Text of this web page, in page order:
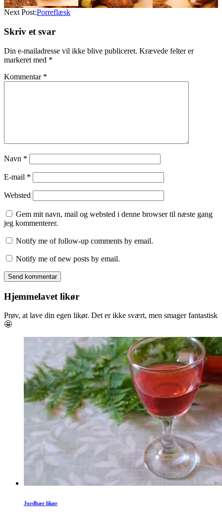
Next Post:Porreflæsk
Skriv et svar
Din e-mailadresse vil ikke blive publiceret. Krævede felter er
markeret med *
Kommentar *
Navn *
E-mail *
Websted
Gem mit navn, mail og websted i denne browser til næste gang
jeg kommenterer.
Notify me of follow-up comments by email.
Notify me of new posts by email.
Hjemmelavet likør
Prøv, at lave din egen likør. Det er ikke svært, men smager fantastisk
🤩
Jordbær likør